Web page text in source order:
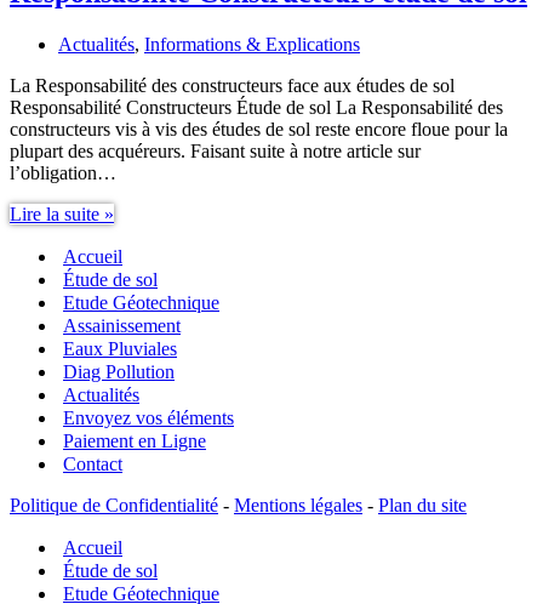
Actualités, Informations & Explications
La Responsabilité des constructeurs face aux études de sol
Responsabilité Constructeurs Étude de sol La Responsabilité des
constructeurs vis à vis des études de sol reste encore floue pour la
plupart des acquéreurs. Faisant suite à notre article sur
l’obligation…
Lire la suite »
étude
de
sol
Accueil
Étude de sol
Etude Géotechnique
Assainissement
Eaux Pluviales
Diag Pollution
Actualités
Envoyez vos éléments
Paiement en Ligne
Contact
Politique de Confidentialité - Mentions légales - Plan du site
Accueil
Étude de sol
Etude Géotechnique